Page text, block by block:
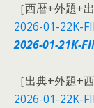
［西暦+外題+出
2026-01-22K-
2026-01-21K-
［出典+外題+西
2026-01-22K-